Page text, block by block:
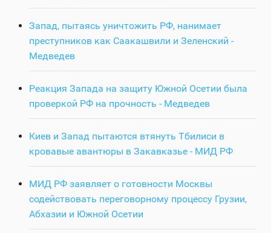
Запад, пытаясь уничтожить РФ, нанимает
преступников как Саакашвили и Зеленский -
Медведев
Реакция Запада на защиту Южной Осетии была
проверкой РФ на прочность - Медведев
Киев и Запад пытаются втянуть Тбилиси в
кровавые авантюры в Закавказье - МИД РФ
МИД РФ заявляет о готовности Москвы
содействовать переговорному процессу Грузии,
Абхазии и Южной Осетии